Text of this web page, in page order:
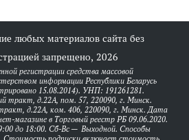
любых материалов сайта без
запрещено, 2026
регистрации средства массовой
информации Республики Беларусь
15.08.2014). УНП: 191261281.
тракт, д.22А, пом. 57, 220090, г. Минск.
д.22А, ком. 406, 220090, г. Минск. Дата
магазине в Торговый реестр РБ 09.06.2020.
до 18:00. Сб-Вс — Выходной. Способы